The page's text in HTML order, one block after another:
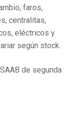
faros,
centralitas,
eléctricos y
según stock.
de segunda